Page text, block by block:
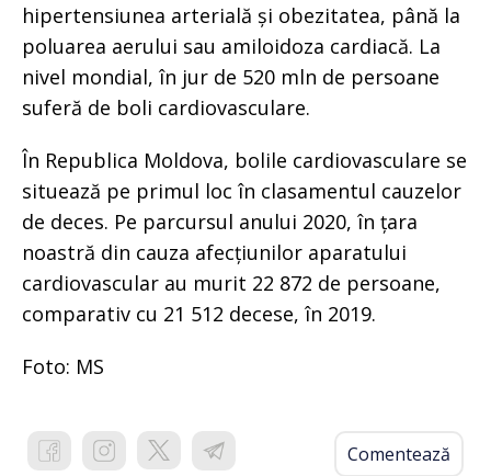
hipertensiunea arterială și obezitatea, până la
poluarea aerului sau amiloidoza cardiacă. La
nivel mondial, în jur de 520 mln de persoane
suferă de boli cardiovasculare.
În Republica Moldova, bolile cardiovasculare se
situează pe primul loc în clasamentul cauzelor
de deces. Pe parcursul anului 2020, în țara
noastră din cauza afecțiunilor aparatului
cardiovascular au murit 22 872 de persoane,
comparativ cu 21 512 decese, în 2019.
Foto: MS
Comentează